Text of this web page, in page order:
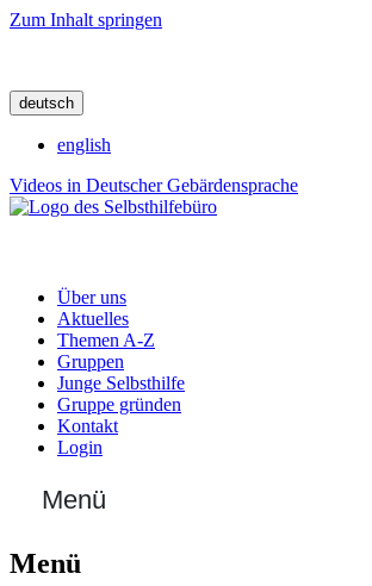
Zum Inhalt springen
deutsch
english
Videos in Deutscher Gebärdensprache
Über uns
Aktuelles
Themen A-Z
Gruppen
Junge Selbsthilfe
Gruppe gründen
Kontakt
Login
Menü
Menü